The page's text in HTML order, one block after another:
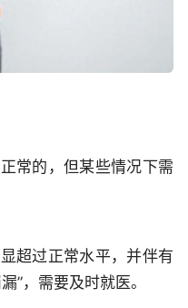
常的，但某些情况下需
超过正常水平，并伴有
”，需要及时就医。